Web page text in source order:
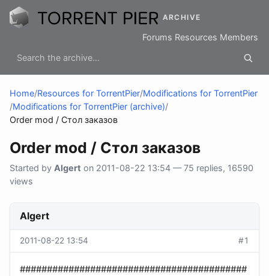
ARCHIVE
Forums Resources Members
Home/Resources for TorrentPier/Modifications for TorrentPier
/Modifications for TorrentPier (archive)/
Order mod / Стол заказов
Order mod / Стол заказов
Started by Algert on 2011-08-22 13:54 — 75 replies, 16590
views
Algert
2011-08-22 13:54 #1
##########################################